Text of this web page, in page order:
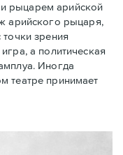
рыцарем арийской
арийского рыцаря,
зрения
а политическая
Иногда
театре принимает